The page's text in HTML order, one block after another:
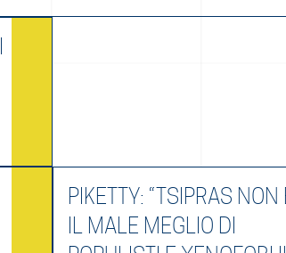
PIKETTY: “TSIPRAS NON
IL MALE MEGLIO DI